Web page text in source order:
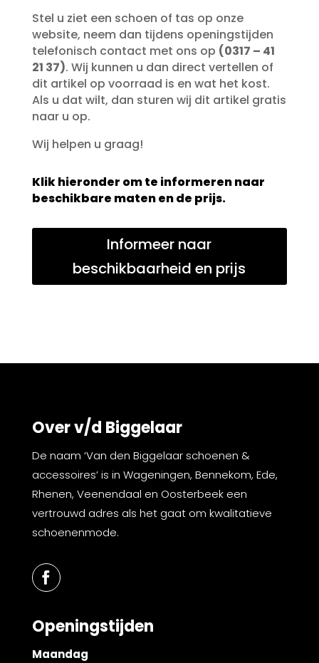
Stel u ziet een schoen of tas op onze
website, neem dan tijdens openingstijden
telefonisch contact met ons op (0317 – 41
21 37). Wij kunnen u dan direct vertellen of
dit artikel op voorraad is en wat het kost.
Als u dat wilt, dan sturen wij dit artikel gratis
naar u op.
Wij helpen u graag!
Klik hieronder om te informeren naar
beschikbare maten en de prijs.
Informeer naar
beschikbaarheid en prijs
Over v/d Biggelaar
De naam ‘Van den Biggelaar schoenen &
accessoires’ is in Wageningen, Bennekom, Ede,
Rhenen, Veenendaal en Oosterbeek een
vertrouwd adres als het gaat om kwalitatieve
schoenenmode.
Openingstijden
Maandag